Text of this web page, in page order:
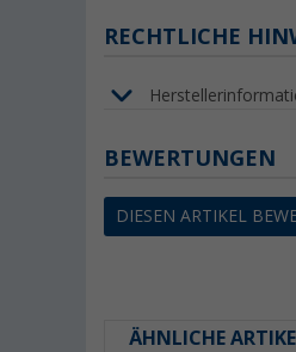
RECHTLICHE
BEWERTUNGEN
DIESEN ARTIKEL
ÄHNLICHE